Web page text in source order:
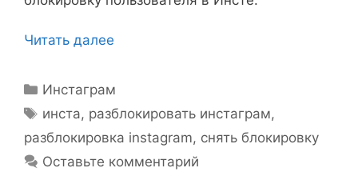
Читать далее
Рубрики
Инстаграм
Метки
инста, разблокировать инстаграм,
разблокировка instagram, снять блокировку
Оставьте комментарий